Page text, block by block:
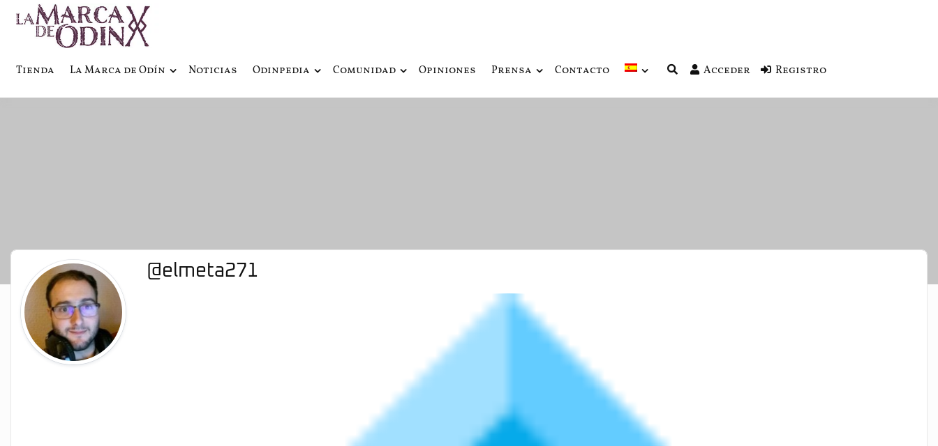
Tienda La Marca de Odín Noticias Odinpedia Comunidad Opiniones Prensa Contacto Acceder Registro
@elmeta271